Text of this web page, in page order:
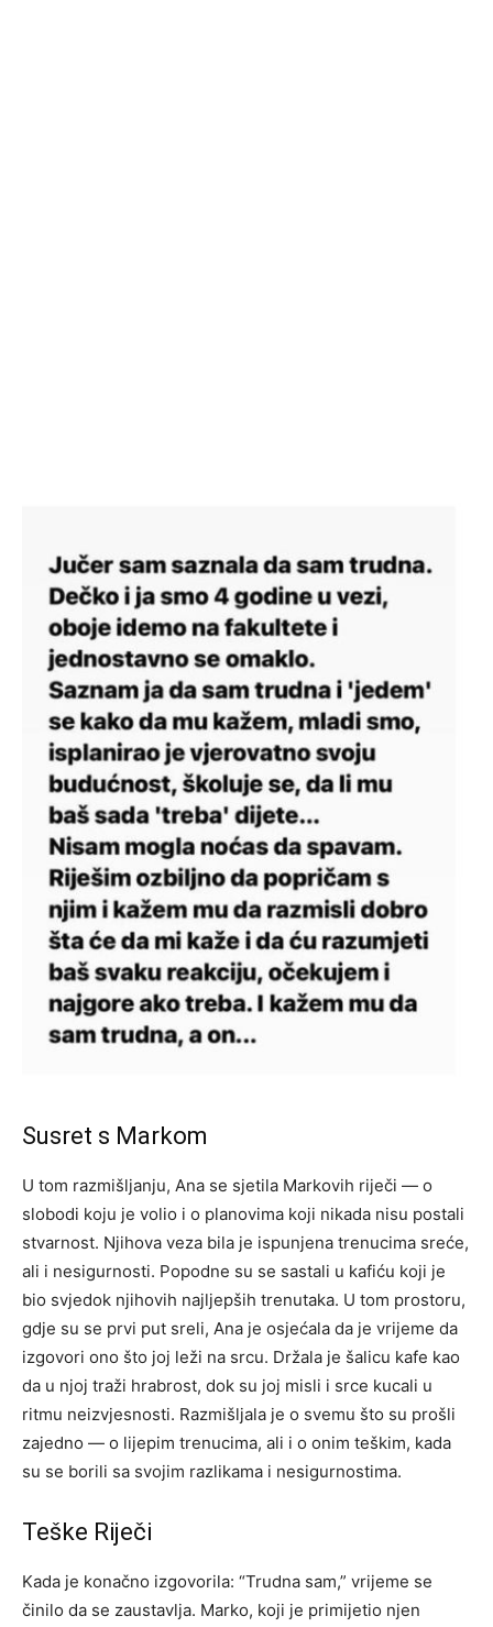
Susret s Markom
U tom razmišljanju, Ana se sjetila Markovih riječi — o
slobodi koju je volio i o planovima koji nikada nisu postali
stvarnost. Njihova veza bila je ispunjena trenucima sreće,
ali i nesigurnosti. Popodne su se sastali u kafiću koji je
bio svjedok njihovih najljepših trenutaka. U tom prostoru,
gdje su se prvi put sreli, Ana je osjećala da je vrijeme da
izgovori ono što joj leži na srcu. Držala je šalicu kafe kao
da u njoj traži hrabrost, dok su joj misli i srce kucali u
ritmu neizvjesnosti. Razmišljala je o svemu što su prošli
zajedno — o lijepim trenucima, ali i o onim teškim, kada
su se borili sa svojim razlikama i nesigurnostima.
Teške Riječi
Kada je konačno izgovorila: “Trudna sam,” vrijeme se
činilo da se zaustavlja. Marko, koji je primijetio njen